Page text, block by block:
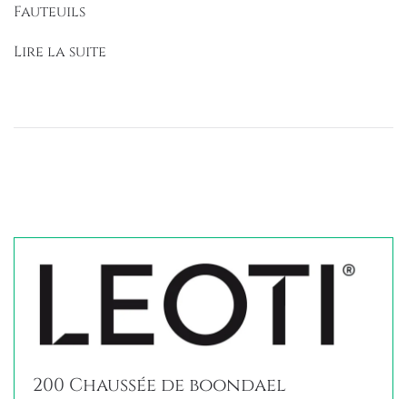
Fauteuils
Lire la suite
200 Chaussée de boondael